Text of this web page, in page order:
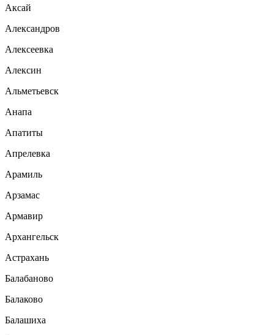
Аксай
Александров
Алексеевка
Алексин
Альметьевск
Анапа
Апатиты
Апрелевка
Арамиль
Арзамас
Армавир
Архангельск
Астрахань
Балабаново
Балаково
Балашиха